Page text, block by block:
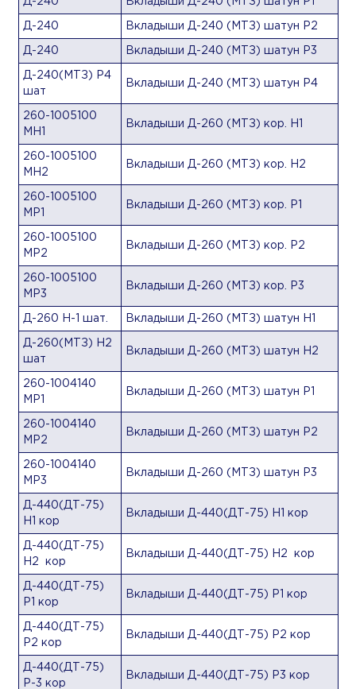
Д-240 Вкладыши Д-240 (МТЗ) шатун Р2
Д-240 Вкладыши Д-240 (МТЗ) шатун Р3
Д-240(МТЗ) Р4
шат
Вкладыши Д-240 (МТЗ) шатун Р4
260-1005100
МН1
Вкладыши Д-260 (МТЗ) кор. Н1
260-1005100
МН2
Вкладыши Д-260 (МТЗ) кор. Н2
260-1005100
МР1
Вкладыши Д-260 (МТЗ) кор. Р1
260-1005100
МР2
Вкладыши Д-260 (МТЗ) кор. Р2
260-1005100
МР3
Вкладыши Д-260 (МТЗ) кор. Р3
Д-260 Н-1 шат. Вкладыши Д-260 (МТЗ) шатун Н1
Д-260(МТЗ) Н2
шат
Вкладыши Д-260 (МТЗ) шатун Н2
260-1004140
МР1
Вкладыши Д-260 (МТЗ) шатун Р1
260-1004140
МР2
Вкладыши Д-260 (МТЗ) шатун Р2
260-1004140
МР3
Вкладыши Д-260 (МТЗ) шатун Р3
Д-440(ДТ-75)
Н1 кор
Вкладыши Д-440(ДТ-75) Н1 кор
Д-440(ДТ-75)
Н2 кор
Вкладыши Д-440(ДТ-75) Н2 кор
Д-440(ДТ-75)
Р1 кор
Вкладыши Д-440(ДТ-75) Р1 кор
Д-440(ДТ-75)
Р2 кор
Вкладыши Д-440(ДТ-75) Р2 кор
Д-440(ДТ-75)
Р-3 кор
Вкладыши Д-440(ДТ-75) Р3 кор